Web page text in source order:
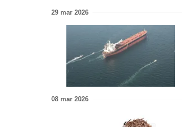
29 mar 2026
08 mar 2026